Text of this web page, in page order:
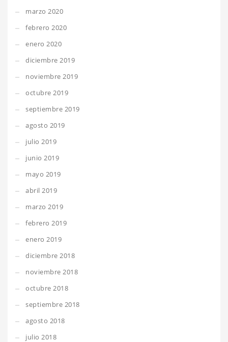
marzo 2020
febrero 2020
enero 2020
diciembre 2019
noviembre 2019
octubre 2019
septiembre 2019
agosto 2019
julio 2019
junio 2019
mayo 2019
abril 2019
marzo 2019
febrero 2019
enero 2019
diciembre 2018
noviembre 2018
octubre 2018
septiembre 2018
agosto 2018
julio 2018